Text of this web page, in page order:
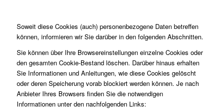
Soweit diese Cookies (auch) personenbezogene Daten betreffen
können, informieren wir Sie darüber in den folgenden Abschnitten.
Sie können über Ihre Browsereinstellungen einzelne Cookies oder
den gesamten Cookie-Bestand löschen. Darüber hinaus erhalten
Sie Informationen und Anleitungen, wie diese Cookies gelöscht
oder deren Speicherung vorab blockiert werden können. Je nach
Anbieter Ihres Browsers finden Sie die notwendigen
Informationen unter den nachfolgenden Links: